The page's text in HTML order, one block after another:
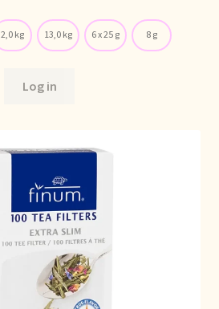
2,0 kg 13,0 kg 6 x 25 g 8 g
Log in